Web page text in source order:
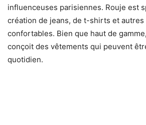
influenceuses parisiennes. Rouje est
création de jeans, de t-shirts et
confortables. Bien que haut de
conçoit des vêtements qui peuvent
quotidien.